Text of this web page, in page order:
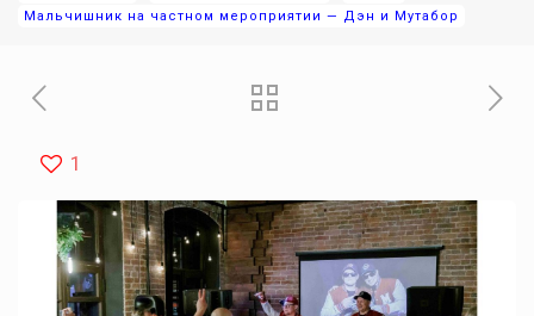
Мальчишник на частном мероприятии — Дэн и Мутабор
1